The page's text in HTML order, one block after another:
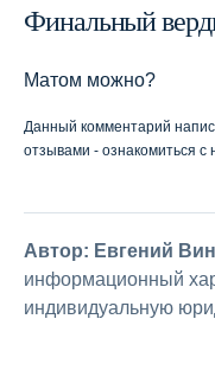
Финальный
Матом можно?
Данный комментарий
отзывами - ознакомиться с
Автор: Евгений
информационный
индивидуальную